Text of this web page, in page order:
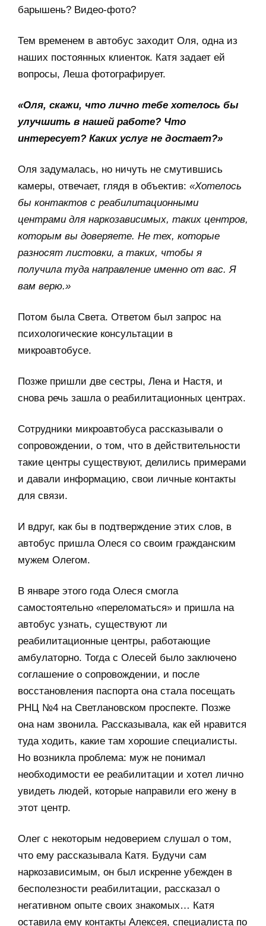
барышень? Видео-фото?
Тем временем в автобус заходит Оля, одна из
наших постоянных клиенток. Катя задает ей
вопросы, Леша фотографирует.
«Оля, скажи, что лично тебе хотелось бы
улучшить в нашей работе? Что
интересует? Каких услуг не достает?»
Оля задумалась, но ничуть не смутившись
камеры, отвечает, глядя в объектив: «Хотелось
бы контактов с реабилитационными
центрами для наркозависимых, таких центров,
которым вы доверяете. Не тех, которые
разносят листовки, а таких, чтобы я
получила туда направление именно от вас. Я
вам верю.»
Потом была Света. Ответом был запрос на
психологические консультации в
микроавтобусе.
Позже пришли две сестры, Лена и Настя, и
снова речь зашла о реабилитационных центрах.
Сотрудники микроавтобуса рассказывали о
сопровождении, о том, что в действительности
такие центры существуют, делились примерами
и давали информацию, свои личные контакты
для связи.
И вдруг, как бы в подтверждение этих слов, в
автобус пришла Олеся со своим гражданским
мужем Олегом.
В январе этого года Олеся смогла
самостоятельно «переломаться» и пришла на
автобус узнать, существуют ли
реабилитационные центры, работающие
амбулаторно. Тогда с Олесей было заключено
соглашение о сопровождении, и после
восстановления паспорта она стала посещать
РНЦ №4 на Светлановском проспекте. Позже
она нам звонила. Рассказывала, как ей нравится
туда ходить, какие там хорошие специалисты.
Но возникла проблема: муж не понимал
необходимости ее реабилитации и хотел лично
увидеть людей, которые направили его жену в
этот центр.
Олег с некоторым недоверием слушал о том,
что ему рассказывала Катя. Будучи сам
наркозависимым, он был искренне убежден в
бесполезности реабилитации, рассказал о
негативном опыте своих знакомых… Катя
оставила ему контакты Алексея, специалиста по